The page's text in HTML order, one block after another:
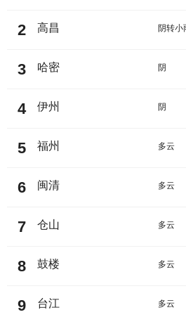
2 高昌 阴转小
3 哈密 阴
4 伊州 阴
5 福州 多云
6 闽清 多云
7 仓山 多云
8 鼓楼 多云
9 台江 多云